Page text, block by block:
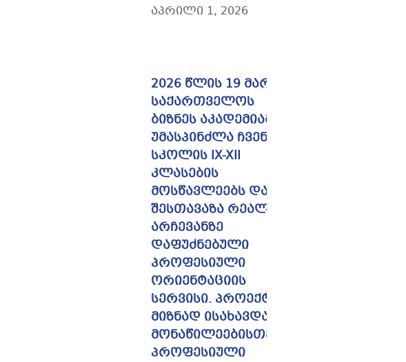
აპრილი 1, 2026
2026 წლის 19 მარტს
საქართველოს
ბიზნეს აკადემიამ
უმასპინძლა ჩვენი
სკოლის IX-XII
კლასების
მოსწავლეებს და
შესთავაზა რეალურ
არჩევანზე
დაფუძნებული
პროფესიული
ორიენტაციის
სერვისი. პროექტი
მიზნად ისახავდა
მონაწილეებისთვის
პროფესიული